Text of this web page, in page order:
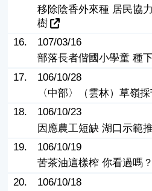
移除陰香外來種 居民協
樹
16.
107/03/16
部落長者偕國小學童 種
17.
106/10/28
〈中部〉（雲林）草嶺
18.
106/10/23
因應農工短缺 湖口示範
19.
106/10/19
苦茶油這樣榨 你看過嗎？
20.
106/10/18